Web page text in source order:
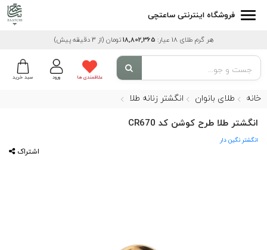
فروشگاه اینترنتی ساعتچی
هر گرم طلای 18 عیار: 18,802,365تومان (از 3 دقیقه پیش)
سبد خرید ورود علاقمندی ها
خانه طلای بانوان انگشتر زنانه طلا
انگشتر طلا طرح کوشن کد CR670
انگشتر نگین دار
اشتراک